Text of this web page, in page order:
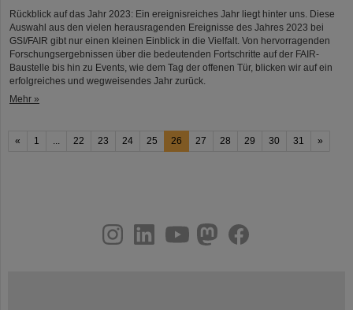
Rückblick auf das Jahr 2023: Ein ereignisreiches Jahr liegt hinter uns. Diese
Auswahl aus den vielen herausragenden Ereignisse des Jahres 2023 bei
GSI/FAIR gibt nur einen kleinen Einblick in die Vielfalt. Von hervorragenden
Forschungsergebnissen über die bedeutenden Fortschritte auf der FAIR-
Baustelle bis hin zu Events, wie dem Tag der offenen Tür, blicken wir auf ein
erfolgreiches und wegweisendes Jahr zurück.
Mehr »
« 1 22 23 24 25 26 27 28 29 30 31 »
youtubehelmholtz.socialfacebook